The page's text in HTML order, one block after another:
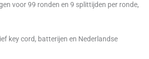
voor 99 ronden en 9 splittijden per ronde,
key cord, batterijen en Nederlandse